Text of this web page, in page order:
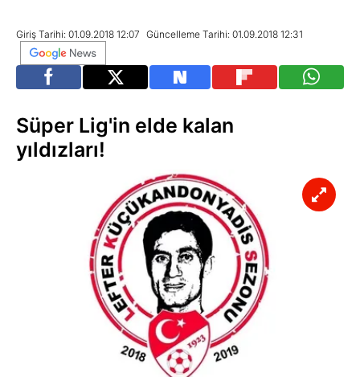
Giriş Tarihi: 01.09.2018 12:07 Güncelleme Tarihi: 01.09.2018 12:31
Süper Lig'in elde kalan
yıldızları!